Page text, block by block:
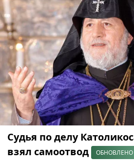
Судья по делу
взял самоотвод
ОБНОВЛЕНО